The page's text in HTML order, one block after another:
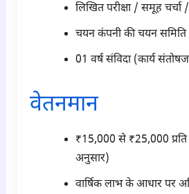
लिखित परीक्षा / समूह चर्चा /
चयन कंपनी की चयन समिति
01 वर्ष संविदा (कार्य
वेतनमान
₹15,000 से ₹25,000 प्रति
अनुसार)
वार्षिक लाभ के आधार पर